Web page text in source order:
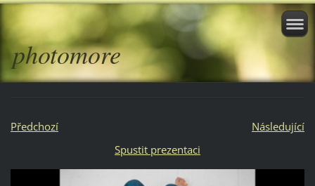
photomore
Předchozí
Následující
Spustit prezentaci